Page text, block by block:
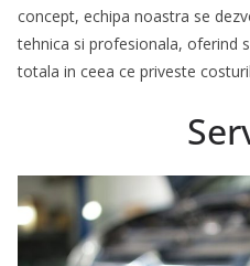
concept, echipa noastra se
tehnica si profesionala, oferind
totala in ceea ce priveste